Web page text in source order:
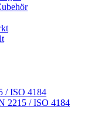
/ ISO 4184
2215 / ISO 4184